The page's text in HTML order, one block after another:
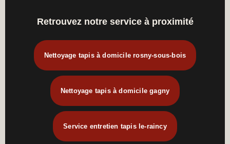
Retrouvez notre service à proximité
Nettoyage tapis à domicile rosny-sous-bois
Nettoyage tapis à domicile gagny
Service entretien tapis le-raincy